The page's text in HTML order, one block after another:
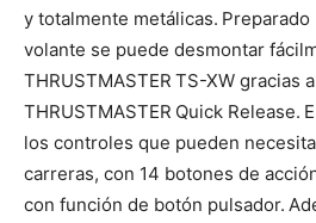
y totalmente metálicas. Preparado
volante se puede desmontar
THRUSTMASTER TS-XW gracias
THRUSTMASTER Quick Release.
los controles que pueden
carreras, con 14 botones de
con función de botón pulsador.